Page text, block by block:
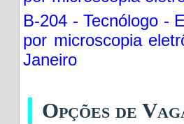
B-204 - Tecnólogo -
por microscopia
Janeiro
Opções de